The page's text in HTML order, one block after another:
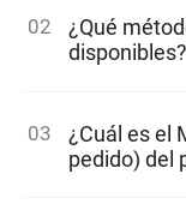
02
¿Qué
disponibles?
03
¿Cuál es el
pedido) del